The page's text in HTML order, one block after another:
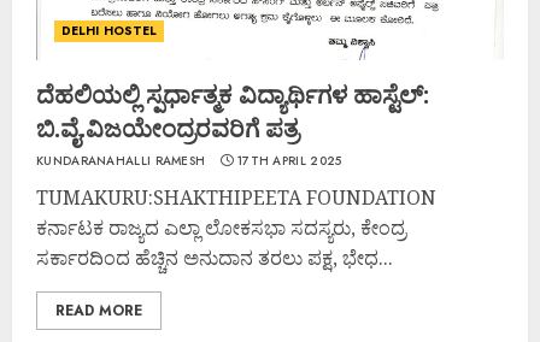
DELHI HOSTEL
ದೆಹಲಿಯಲ್ಲಿ ಸ್ಪರ್ಧಾತ್ಮಕ ವಿದ್ಯಾರ್ಥಿಗಳ ಹಾಸ್ಟೆಲ್:
ಬಿ.ವೈ.ವಿಜಯೇಂದ್ರರವರಿಗೆ ಪತ್ರ
KUNDARANAHALLI RAMESH 17TH APRIL 2025
TUMAKURU:SHAKTHIPEETA FOUNDATION
ಕರ್ನಾಟಕ ರಾಜ್ಯದ ಎಲ್ಲಾ ಲೋಕಸಭಾ ಸದಸ್ಯರು, ಕೇಂದ್ರ
ಸರ್ಕಾರದಿಂದ ಹೆಚ್ಚಿನ ಅನುದಾನ ತರಲು ಪಕ್ಷ, ಭೇಧ...
READ MORE